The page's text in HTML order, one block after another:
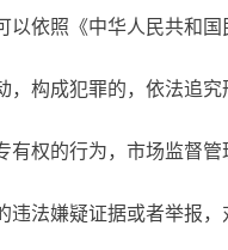
依照《中华人民共和国
构成犯罪的，依法追究
权的行为，市场监督管
法嫌疑证据或者举报